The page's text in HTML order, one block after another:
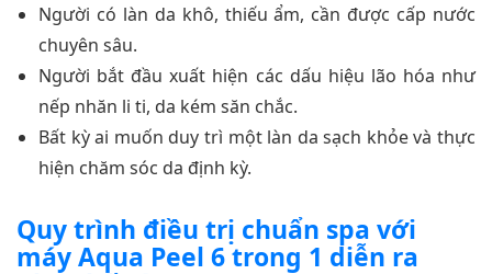
Người có làn da khô, thiếu ẩm, cần được cấp nước
chuyên sâu.
Người bắt đầu xuất hiện các dấu hiệu lão hóa như
nếp nhăn li ti, da kém săn chắc.
Bất kỳ ai muốn duy trì một làn da sạch khỏe và thực
hiện chăm sóc da định kỳ.
Quy trình điều trị chuẩn spa với
máy Aqua Peel 6 trong 1 diễn ra